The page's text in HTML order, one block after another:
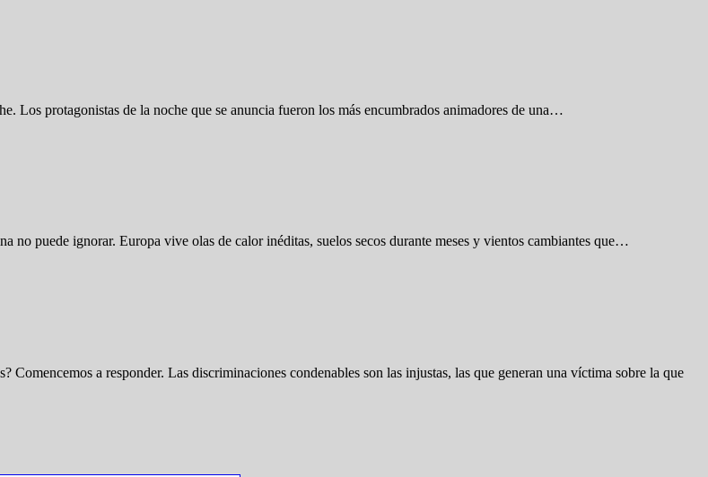
Los protagonistas de la noche que se anuncia fueron los más encumbrados animadores de una…
no puede ignorar. Europa vive olas de calor inéditas, suelos secos durante meses y vientos cambiantes que…
Comencemos a responder. Las discriminaciones condenables son las injustas, las que generan una víctima sobre la que